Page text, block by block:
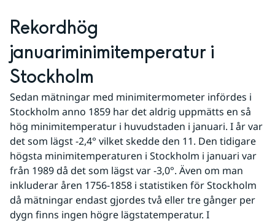
Rekordhög
januariminimitemperatur i
Stockholm
Sedan mätningar med minimitermometer infördes i
Stockholm anno 1859 har det aldrig uppmätts en så
hög minimitemperatur i huvudstaden i januari. I år var
det som lägst -2,4° vilket skedde den 11. Den tidigare
högsta minimitemperaturen i Stockholm i januari var
från 1989 då det som lägst var -3,0°. Även om man
inkluderar åren 1756-1858 i statistiken för Stockholm
då mätningar endast gjordes två eller tre gånger per
dygn finns ingen högre lägstatemperatur. I